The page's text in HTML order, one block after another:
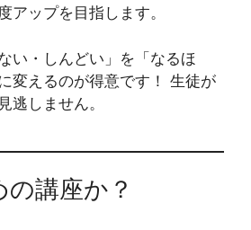
アップを目指します。
い・しんどい」を「なるほ
変えるのが得意です！ 生徒が
逃しません。
講座か？